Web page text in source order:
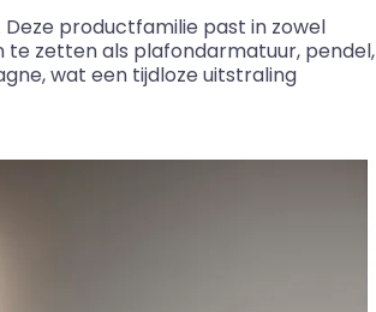
Deze productfamilie past in zowel
te zetten als plafondarmatuur, pendel,
wat een tijdloze uitstraling